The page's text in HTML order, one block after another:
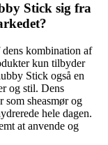
Stick sig fra
kombination af
kun tilbyder
Stick også en
og stil. Dens
som sheasmør og
hele dagen.
at anvende og